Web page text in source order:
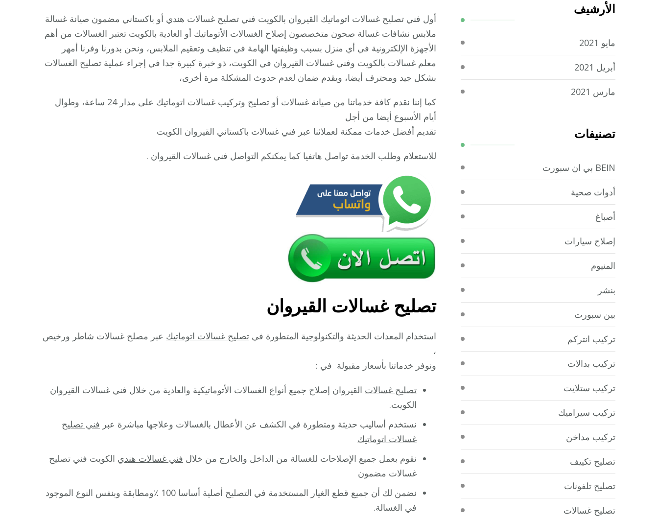
غسالات
اتوماتيك
القيروان
/
98025055
/
تصليح
نشافات
أول فني تصليح غسالات اتوماتيك القيروان بالكويت فني تصليح غسالات هندي أو باكستاني مضمون صيانة غسالة
ملابس نشافات غسالة صحون متخصصون إصلاح الغسالات الأتوماتيك أو العادية بالكويت تعتبر الغسالات من أهم
الأجهزة الإلكترونية في أي منزل بسبب وظيفتها الهامة في تنظيف وتعقيم الملابس، ونحن بدورنا وفرنا أمهر
معلم غسالات بالكويت وفني غسالات القيروان في الكويت، ذو خبرة كبيرة جدا في إجراء عملية تصليح الغسالات
بشكل جيد ومحترف أيضا، ويقدم ضمان لعدم حدوث المشكلة مرة أخرى،
كما إننا نقدم كافة خدماتنا من صيانة غسالات
أو تصليح وتركيب غسالات اتوماتيك على مدار 24 ساعة، وطوال
أيام الأسبوع أيضا من أجل
تقديم أفضل خدمات ممكنة لعملائنا عبر فني غسالات باكستاني القيروان الكويت
للاستعلام وطلب الخدمة تواصل هاتفيا كما يمكنكم التواصل فني غسالات القيروان .
تصليح غسالات القيروان
استخدام المعدات الحديثة والتكنولوجية المتطورة في تصليح غسالات اتوماتيك عبر مصلح غسالات شاطر ورخيص
،
ونوفر خدماتنا بأسعار مقبولة في :
تصليح غسالات القيروان إصلاح جميع أنواع الغسالات الأتوماتيكية والعادية من خلال فني غسالات القيروان
الكويت.
نستخدم أساليب حديثة ومتطورة في الكشف عن الأعطال بالغسالات وعلاجها مباشرة عبر فني تصليح
غسالات اتوماتيك
نقوم بعمل جميع الإصلاحات للغسالة من الداخل والخارج من خلال فني غسالات هندي الكويت فني تصليح
غسالات مضمون
نضمن لك أن جميع قطع الغيار المستخدمة في التصليح أصلية أساسا 100 ٪ومطابقة وبنفس النوع الموجود
في الغسالة.
الأرشيف
مايو 2021
أبريل 2021
مارس 2021
تصنيفات
BEIN بي ان سبورت
أدوات صحية
أصباغ
إصلاح سيارات
المنيوم
بنشر
بين سبورت
تركيب انتركم
تركيب بدالات
تركيب ستلايت
تركيب سيراميك
تركيب مداخن
تصليح تكييف
تصليح تلفونات
تصليح غسالات